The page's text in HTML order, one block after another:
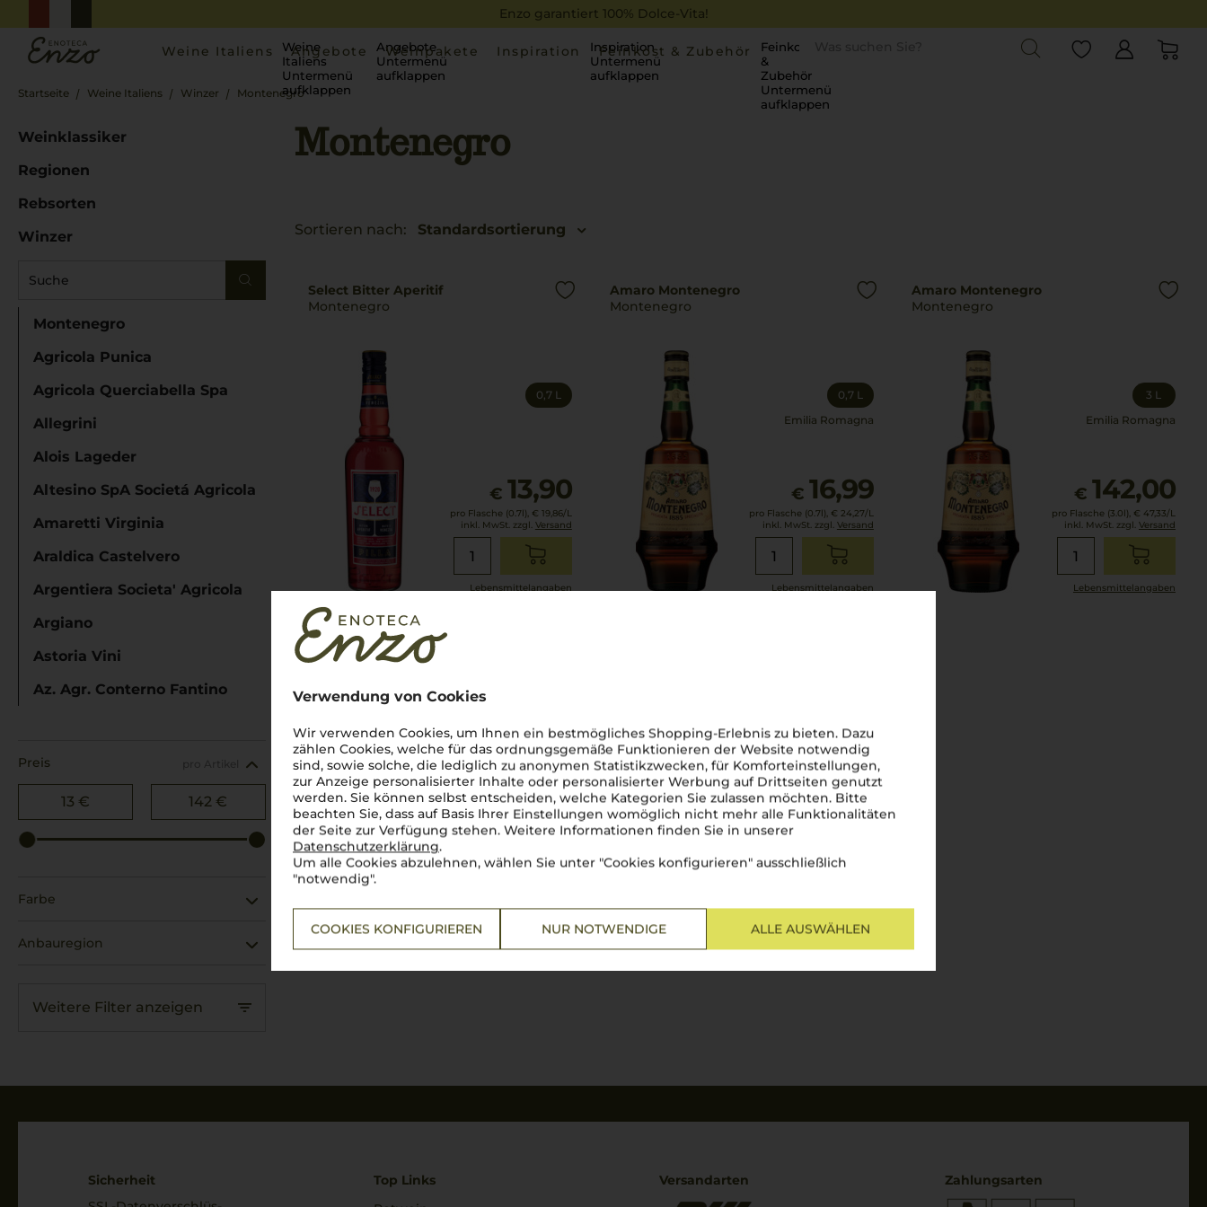
Verwendung von Cookies
Wir verwenden Cookies, um Ihnen ein bestmögliches Shopping-Erlebnis zu bieten. Dazu
zählen Cookies, welche für das ordnungsgemäße Funktionieren der Website notwendig
sind, sowie solche, die lediglich zu anonymen Statistikzwecken, für Komforteinstellungen,
zur Anzeige personalisierter Inhalte oder personalisierter Werbung auf Drittseiten genutzt
werden. Sie können selbst entscheiden, welche Kategorien Sie zulassen möchten. Bitte
beachten Sie, dass auf Basis Ihrer Einstellungen womöglich nicht mehr alle Funktionalitäten
der Seite zur Verfügung stehen. Weitere Informationen finden Sie in unserer
Datenschutzerklärung.
Um alle Cookies abzulehnen, wählen Sie unter "Cookies konfigurieren" ausschließlich
"notwendig".
COOKIES KONFIGURIEREN NUR NOTWENDIGE ALLE AUSWÄHLEN
Enzo garantiert 100% Dolce-Vita!
Weine Italiens
Weine
Italiens
Untermenü
aufklappen
Angebote
Angebote
Untermenü
aufklappen
Weinpakete Inspiration
Inspiration
Untermenü
aufklappen
Feinkost & Zubehör
Feinkost
&
Zubehör
Untermenü
aufklappen
Startseite Weine Italiens Winzer Montenegro
Weinklassiker
Regionen
Rebsorten
Winzer
Montenegro
Agricola Punica
Agricola Querciabella Spa
Allegrini
Alois Lageder
Altesino SpA Societá Agricola
Amaretti Virginia
Araldica Castelvero
Argentiera Societa' Agricola
Argiano
Astoria Vini
Az. Agr. Conterno Fantino
Az. Agricola Tenuta S. Antonio
Az.Agr. Ferrini Bianca
Azienda Agricola COS
Azienda Agricola Inama
Azienda Agricola Poliziano
Azienda Vinicola Falesco s.r.l.
Preis
13 € 142 €
Farbe
Anbauregion
Weitere Filter anzeigen
Montenegro
Sortieren nach: Standardsortierung
Select Bitter Aperitif
Montenegro
0,7 L
€ 13,90
pro Flasche (0.7l), € 19,86/L
inkl. MwSt. zzgl. Versand
Lebensmittel­angaben
Amaro Montenegro
Montenegro
0,7 L
Emilia Romagna
€ 16,99
pro Flasche (0.7l), € 24,27/L
inkl. MwSt. zzgl. Versand
Lebensmittel­angaben
Amaro Montenegro
Montenegro
3 L
Emilia Romagna
€ 142,00
pro Flasche (3.0l), € 47,33/L
inkl. MwSt. zzgl. Versand
Lebensmittel­angaben
Sicherheit
Top Links
Versandarten Zahlungsarten